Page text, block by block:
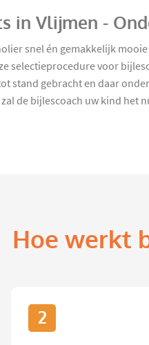
in Vlijmen -
snel én gemakkelijk
selectieprocedure voor
stand gebracht en daar
de bijlescoach uw kind het
Hoe werkt
2